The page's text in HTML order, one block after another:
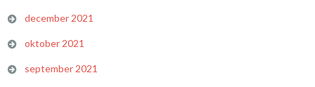
december 2021
oktober 2021
september 2021